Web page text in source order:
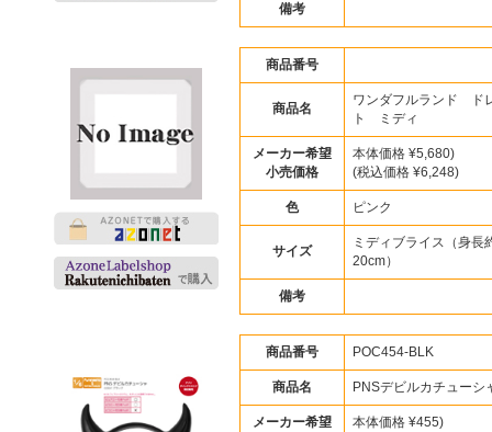
備考
商品番号
商品名
ワンダフルランド ド
ト ミディ
メーカー希望
小売価格
本体価格 ¥5,680)
(税込価格 ¥6,248)
色 ピンク
サイズ
ミディブライス（身長
20cm）
備考
商品番号 POC454-BLK
商品名 PNSデビルカチューシ
メーカー希望
本体価格 ¥455)